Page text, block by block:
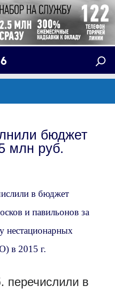
бюджет
млн руб.
в бюджет
и павильонов за
нестационарных
в 2015 г.
перечислили в